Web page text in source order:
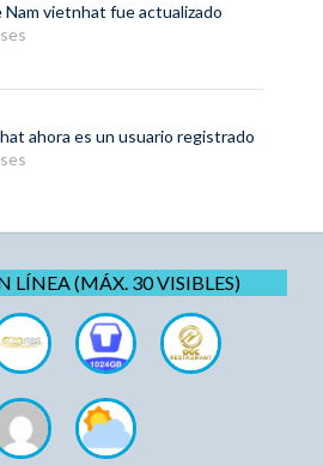
Nam vietnhat fue actualizado
ahora es un usuario registrado
LÍNEA (MÁX. 30 VISIBLES)